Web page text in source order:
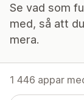
Se vad som
med, så att
mera.
1 446 appar